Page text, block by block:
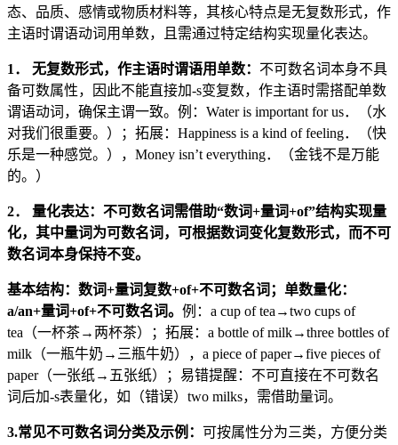
态、品质、感情或物质材料等，其核心特点是无复数形式，作
主语时谓语动词用单数，且需通过特定结构实现量化表达。
1 ． 无复数形式，作主语时谓语用单数： 不可数名词本身不具
备可数属性，因此不能直接加-s变复数，作主语时需搭配单数
谓语动词，确保主谓一致。例：Water is important for us．（水
对我们很重要。）；拓展：Happiness is a kind of feeling．（快
乐是一种感觉。），Money isn’t everything．（金钱不是万能
的。）
2． 量化表达：不可数名词需借助“数词+量词+of”结构实现量
化，其中量词为可数名词，可根据数词变化复数形式，而不可
数名词本身保持不变。
基本结构：数词+量词复数+of+不可数名词；单数量化：
a/an+量词+of+不可数名词。 例：a cup of tea→two cups of
tea（一杯茶→两杯茶）；拓展：a bottle of milk→three bottles of
milk（一瓶牛奶→三瓶牛奶），a piece of paper→five pieces of
paper（一张纸→五张纸）；易错提醒：不可直接在不可数名
词后加-s表量化，如（错误）two milks，需借助量词。
3.常见不可数名词分类及示例： 可按属性分为三类，方便分类